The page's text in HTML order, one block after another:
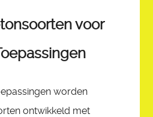
voor
worden
ontwikkeld met